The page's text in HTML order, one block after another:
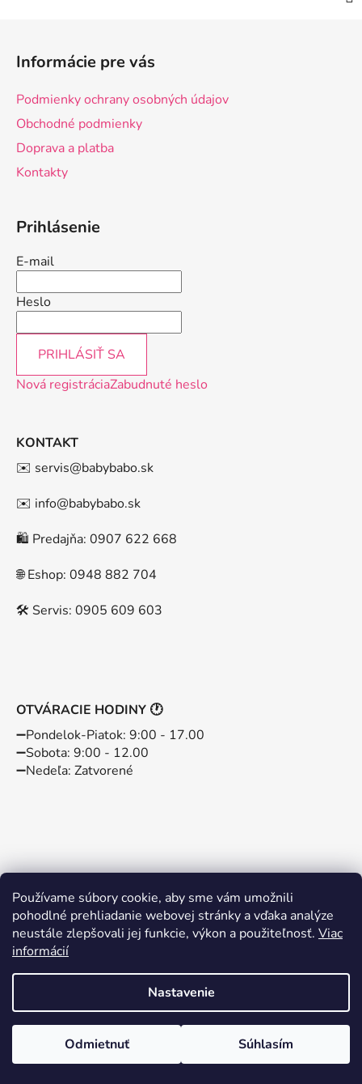
Používame súbory cookie, aby sme vám umožnili
pohodlné prehliadanie webovej stránky a vďaka analýze
neustále zlepšovali jej funkcie, výkon a použiteľnosť. Viac
informácií
Nastavenie
Odmietnuť Súhlasím
Informácie pre vás
Podmienky ochrany osobných údajov
Obchodné podmienky
Doprava a platba
Kontakty
Prihlásenie
E-mail
Heslo
PRIHLÁSIŤ SA
Nová registráciaZabudnuté heslo
KONTAKT
✉️ servis@babybabo.sk
✉️ info@babybabo.sk
🛍️ Predajňa: 0907 622 668
🌐 Eshop: 0948 882 704
🛠️ Servis: 0905 609 603
OTVÁRACIE HODINY 🕐
➖️Pondelok-Piatok: 9:00 - 17.00
➖️Sobota: 9:00 - 12.00
➖️Nedeľa: Zatvorené
Instagram Facebook
Vytvoril Shoptet
Copyright 2026BABYBABO
. Všetky práva vyhradené.
Upraviť nastavenie cookies